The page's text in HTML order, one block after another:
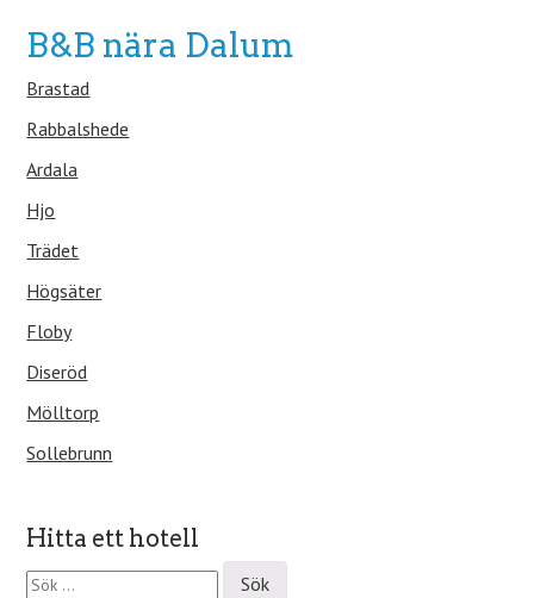
B&B nära Dalum
Brastad
Rabbalshede
Ardala
Hjo
Trädet
Högsäter
Floby
Diseröd
Mölltorp
Sollebrunn
Hitta ett hotell
S